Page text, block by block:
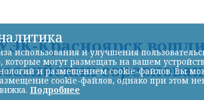
Красноярск
использования и улучшения
могут размещать на вашем
и размещением cookie-файлов. Вы
cookie-файлов, однако при этом
Подробнее